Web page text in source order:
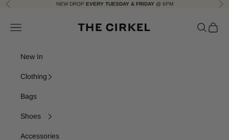
Skip to content
Previous NEW DROP EVERY TUESDAY & FRIDAY @ 6PM
Navigation menu Search
Cart
New In
Clothing
Bags
Shoes
Accessories